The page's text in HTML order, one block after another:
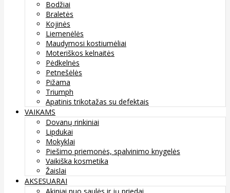
Bodžiai
Braletės
Kojinės
Liemenėlės
Maudymosi kostiumėliai
Moteriškos kelnaitės
Pėdkelnės
Petnešėlės
Pižama
Triumph
Apatinis trikotažas su defektais
VAIKAMS
Dovanų rinkiniai
Lipdukai
Mokyklai
Piešimo priemonės, spalvinimo knygelės
Vaikiška kosmetika
Žaislai
AKSESUARAI
Akiniai nuo saulės ir jų priedai